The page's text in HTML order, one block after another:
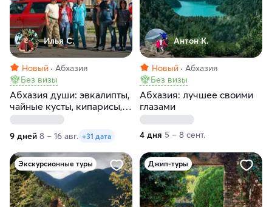
Илья С.
Новый
Абхазия
Без визы
Абхазия души: эвкалипты,
чайные кусты, кипарисы,
лебеди, буйволы, а
главное горы
9 дней 8 – 16 авг. +31 дата
Антон К.
Новый
Абхазия
Без визы
Абхазия: лучшее своими
глазами
4 дня 5 – 8 сент.
Экскурсионные туры Джип-туры